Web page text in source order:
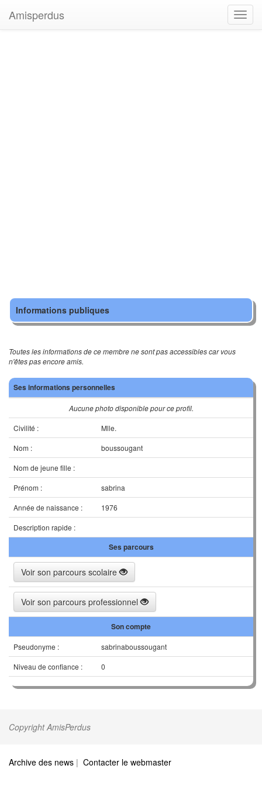
Amisperdus
Informations publiques
Toutes les informations de ce membre ne sont pas accessibles car vous
n'êtes pas encore amis.
Ses informations personnelles
Aucune photo disponible pour ce profil.
Civilité :
Mlle.
Nom :
boussougant
Nom de jeune fille :
Prénom :
sabrina
Année de naissance :
1976
Description rapide :
Ses parcours
Voir son parcours scolaire
Voir son parcours professionnel
Son compte
Pseudonyme :
sabrinaboussougant
Niveau de confiance :
0
Copyright AmisPerdus
Archive des news | Contacter le webmaster